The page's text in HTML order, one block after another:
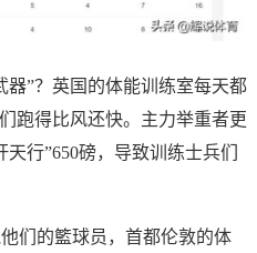
器”？英国的体能训练室每天都
跑得比风还快。主力举重者更
行”650磅，导致训练士兵们
们的籃球员，首都伦敦的体